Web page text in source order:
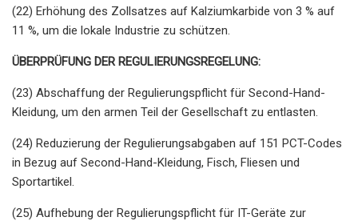
(22) Erhöhung des Zollsatzes auf Kalziumkarbide von 3 % auf
11 %, um die lokale Industrie zu schützen.
ÜBERPRÜFUNG DER REGULIERUNGSREGELUNG:
(23) Abschaffung der Regulierungspflicht für Second-Hand-
Kleidung, um den armen Teil der Gesellschaft zu entlasten.
(24) Reduzierung der Regulierungsabgaben auf 151 PCT-Codes
in Bezug auf Second-Hand-Kleidung, Fisch, Fliesen und
Sportartikel.
(25) Aufhebung der Regulierungspflicht für IT-Geräte zur